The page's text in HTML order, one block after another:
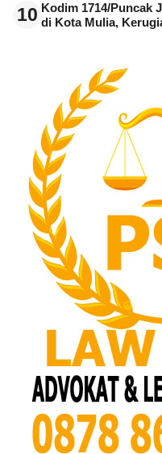
10 Kodim 1714/Puncak
di Kota Mulia,